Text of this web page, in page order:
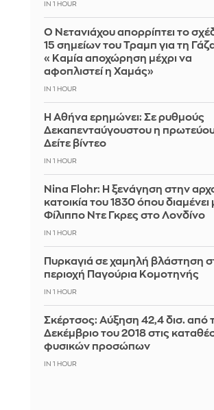
IN 1 HOUR
Ο Νετανιάχου απορρίπτει το
15 σημείων του Τραμπ για τη
«Καμία αποχώρηση μέχρι να
αφοπλιστεί η Χαμάς»
IN 1 HOUR
Η Αθήνα ερημώνει: Σε ρυθμούς
Δεκαπενταύγουστου η
Δείτε βίντεο
IN 1 HOUR
Nina Flohr: Η ξενάγηση στην
κατοικία του 1830 όπου διαμένει
Φίλιππο Ντε Γκρες στο Λονδίνο
IN 1 HOUR
Πυρκαγιά σε χαμηλή βλάστηση
περιοχή Παγούρια Κομοτηνής
IN 1 HOUR
Σκέρτσος: Αύξηση 42,4 δισ. από
Δεκέμβριο του 2018 στις
φυσικών προσώπων
IN 1 HOUR